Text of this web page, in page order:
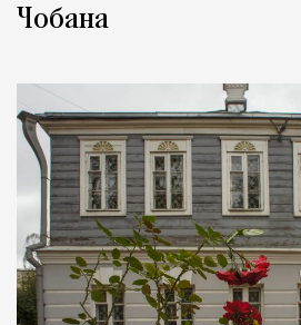
Чобана